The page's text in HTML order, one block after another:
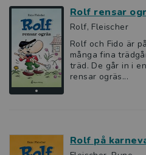
Rolf rensar
Rolf, Fleischer
Rolf och Fido är
många fina
träd. De går in i
rensar ogräs...
Rolf på